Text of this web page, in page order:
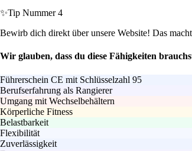
✨Tip Nummer 4
Bewirb dich direkt über unsere Website! Das
Wir glauben, dass du diese Fähigkeiten
Führerschein CE mit Schlüsselzahl 95
Berufserfahrung als Rangierer
Umgang mit Wechselbehältern
Körperliche Fitness
Belastbarkeit
Flexibilität
Zuverlässigkeit